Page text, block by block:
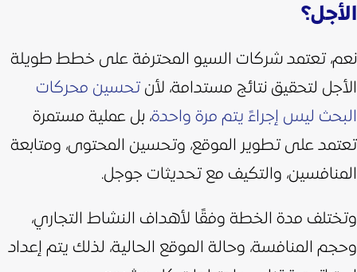
الأجل؟
نعم، تعتمد شركات السيو المحترفة على خطط طويلة
الأجل لتحقيق نتائج مستدامة، لأن تحسين محركات
البحث ليس إجراءً يتم مرة واحدة، بل عملية مستمرة
تعتمد على تطوير الموقع، وتحسين المحتوى، ومتابعة
المنافسين، والتكيف مع تحديثات جوجل.
وتختلف مدة الخطة وفقًا لأهداف النشاط التجاري،
وحجم المنافسة، وحالة الموقع الحالية، لذلك يتم إعداد